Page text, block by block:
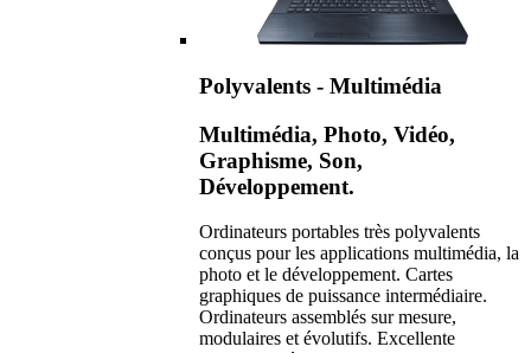
Polyvalents - Multimédia
Multimédia, Photo, Vidéo,
Graphisme, Son,
Développement.
Ordinateurs portables très polyvalents
conçus pour les applications multimédia, la
photo et le développement. Cartes
graphiques de puissance intermédiaire.
Ordinateurs assemblés sur mesure,
modulaires et évolutifs. Excellente